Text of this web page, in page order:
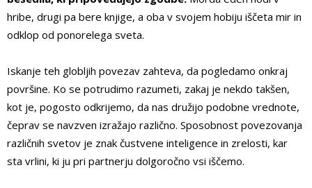
hribe, drugi pa bere knjige, a oba v svojem hobiju iščeta mir in
odklop od ponorelega sveta.
Iskanje teh globljih povezav zahteva, da pogledamo onkraj
površine. Ko se potrudimo razumeti, zakaj je nekdo takšen,
kot je, pogosto odkrijemo, da nas družijo podobne vrednote,
čeprav se navzven izražajo različno. Sposobnost povezovanja
različnih svetov je znak čustvene inteligence in zrelosti, kar
sta vrlini, ki ju pri partnerju dolgoročno vsi iščemo.